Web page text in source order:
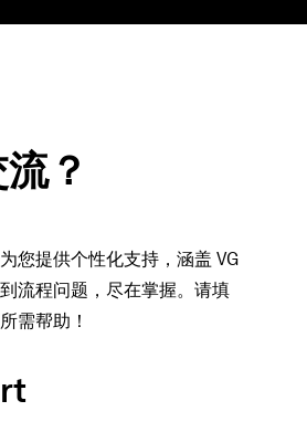
？
您提供个性化支持，涵盖 VG
流程问题，尽在掌握。请填
需帮助！